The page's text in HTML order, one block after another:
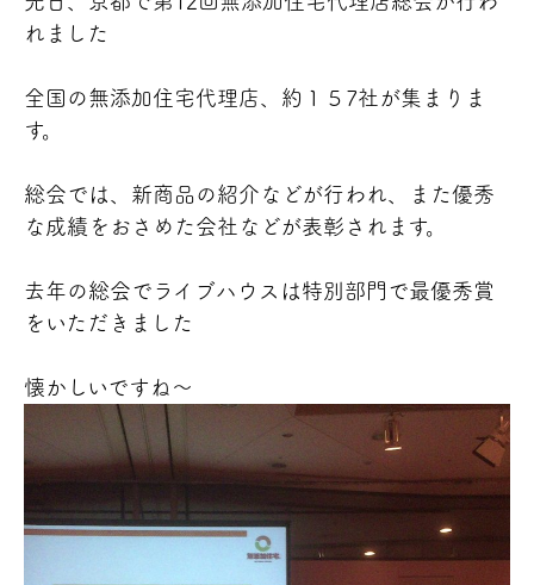
れました
全国の無添加住宅代理店、約１５7社が集まりま
す。
総会では、新商品の紹介などが行われ、また優秀
な成績をおさめた会社などが表彰されます。
去年の総会でライブハウスは特別部門で最優秀賞
をいただきました
懐かしいですね～